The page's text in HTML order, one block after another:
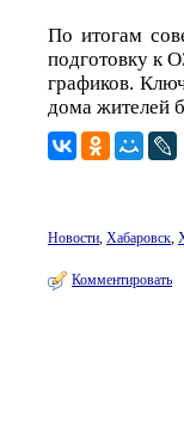
По итогам
подготовку к
графиков.
дома жителей
Новости, Хабаровск,
Комментировать